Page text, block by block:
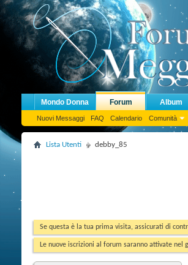
Mondo Donna Forum
Nuovi Messaggi FAQ Calendario Comunità
Album
Lista Utenti debby_85
Se questa è la tua prima visita, assicurati di
Le nuove iscrizioni al forum saranno attivate